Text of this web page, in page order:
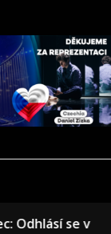
Odhlásí se v